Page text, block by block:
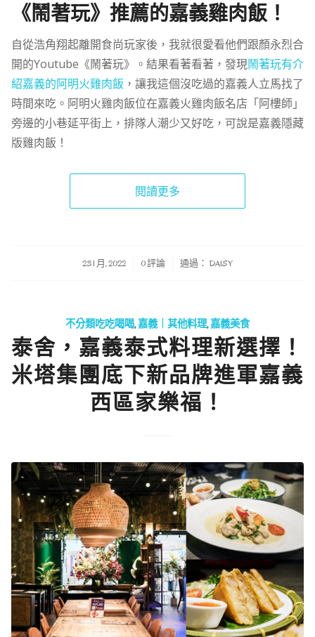
《鬧著玩》推薦的嘉義雞肉飯！
自從浩角翔起離開食尚玩家後，我就很愛看他們跟顏永烈合
開的Youtube《鬧著玩》。結果看著看著，發現鬧著玩有介
紹嘉義的阿明火雞肉飯 ，讓我這個沒吃過的嘉義人立馬找了
時間來吃。阿明火雞肉飯位在嘉義火雞肉飯名店「阿樓師」
旁邊的小巷延平街上，排隊人潮少又好吃，可說是嘉義隱藏
版雞肉飯！
閱讀更多
23 1 月, 2022
/ 0 評論 通過： DAISY
不分類吃吃喝喝,嘉義｜其他料理,嘉義美食
泰舍，嘉義泰式料理新選擇！
米塔集團底下新品牌進軍嘉義
西區家樂福！